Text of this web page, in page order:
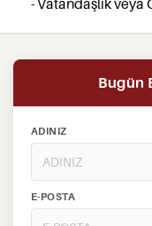
- Vatandaşlık
Bugün
ADINIZ
E-POSTA